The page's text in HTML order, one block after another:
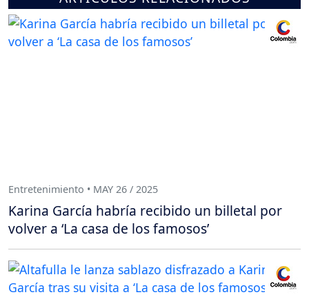
Entretenimiento • MAY 26 / 2025
Karina García habría recibido un billetal por
volver a ‘La casa de los famosos’